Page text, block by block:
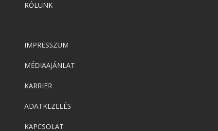
RÓLUNK
IMPRESSZUM
MÉDIAAJÁNLAT
KARRIER
ADATKEZELÉS
KAPCSOLAT